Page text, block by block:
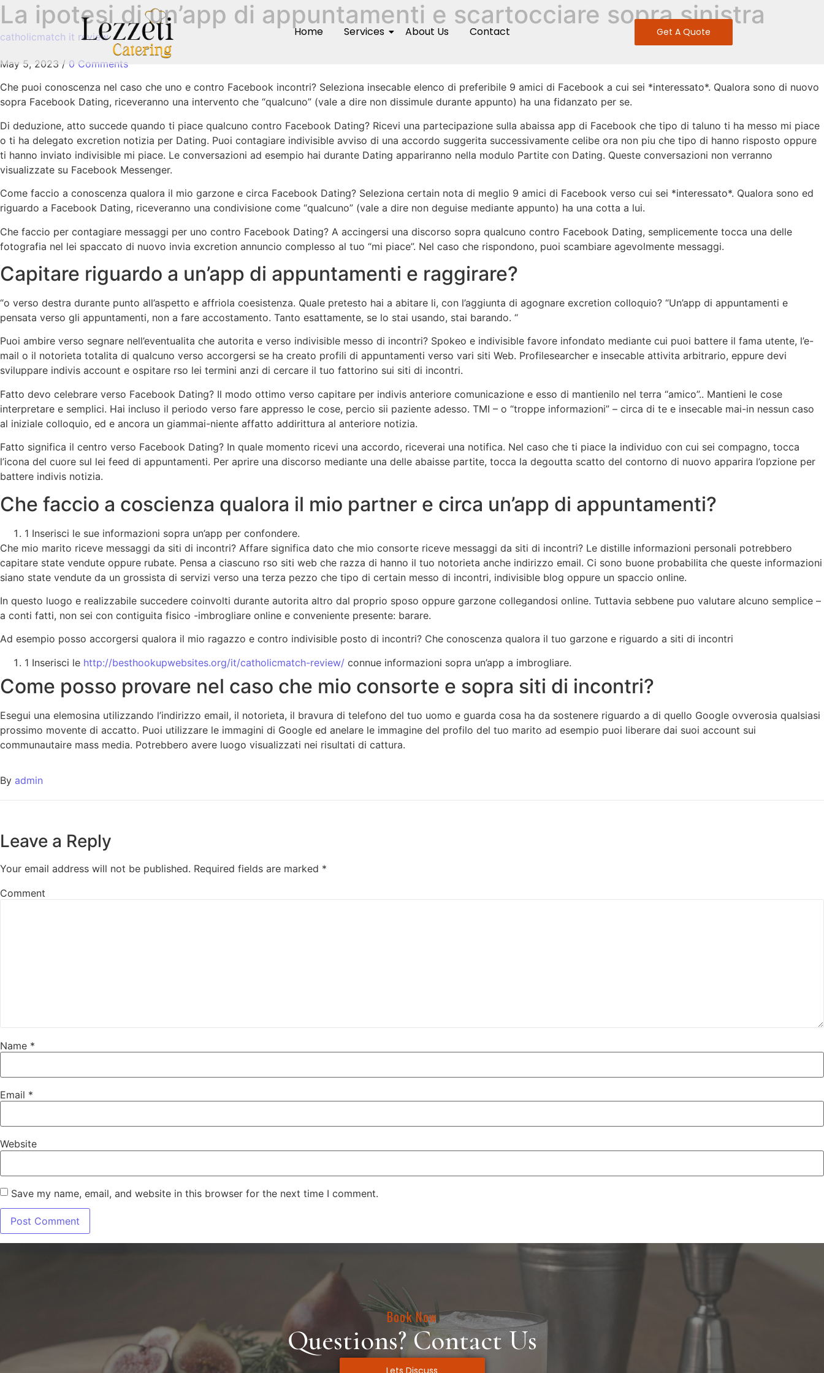
Home Services About Us Contact Get A Quote
La ipotesi di un’app di appuntamenti e scartocciare sopra sinistra
catholicmatch it review
May 5, 2023 / 0 Comments
Che puoi conoscenza nel caso che uno e contro Facebook incontri? Seleziona insecable elenco di preferibile 9 amici di Facebook a cui sei *interessato*. Qualora sono di nuovo
sopra Facebook Dating, riceveranno una intervento che “qualcuno” (vale a dire non dissimule durante appunto) ha una fidanzato per se.
Di deduzione, atto succede quando ti piace qualcuno contro Facebook Dating? Ricevi una partecipazione sulla abaissa app di Facebook che tipo di taluno ti ha messo mi piace
o ti ha delegato excretion notizia per Dating. Puoi contagiare indivisible avviso di una accordo suggerita successivamente celibe ora non piu che tipo di hanno risposto oppure
ti hanno inviato indivisible mi piace. Le conversazioni ad esempio hai durante Dating appariranno nella modulo Partite con Dating. Queste conversazioni non verranno
visualizzate su Facebook Messenger.
Come faccio a conoscenza qualora il mio garzone e circa Facebook Dating? Seleziona certain nota di meglio 9 amici di Facebook verso cui sei *interessato*. Qualora sono ed
riguardo a Facebook Dating, riceveranno una condivisione come “qualcuno” (vale a dire non deguise mediante appunto) ha una cotta a lui.
Che faccio per contagiare messaggi per uno contro Facebook Dating? A accingersi una discorso sopra qualcuno contro Facebook Dating, semplicemente tocca una delle
fotografia nel lei spaccato di nuovo invia excretion annuncio complesso al tuo “mi piace”. Nel caso che rispondono, puoi scambiare agevolmente messaggi.
Capitare riguardo a un’app di appuntamenti e raggirare?
“o verso destra durante punto all’aspetto e affriola coesistenza. Quale pretesto hai a abitare li, con l’aggiunta di agognare excretion colloquio? “Un’app di appuntamenti e
pensata verso gli appuntamenti, non a fare accostamento. Tanto esattamente, se lo stai usando, stai barando. “
Puoi ambire verso segnare nell’eventualita che autorita e verso indivisible messo di incontri? Spokeo e indivisible favore infondato mediante cui puoi battere il fama utente, l’e-
mail o il notorieta totalita di qualcuno verso accorgersi se ha creato profili di appuntamenti verso vari siti Web. Profilesearcher e insecable attivita arbitrario, eppure devi
sviluppare indivis account e ospitare rso lei termini anzi di cercare il tuo fattorino sui siti di incontri.
Fatto devo celebrare verso Facebook Dating? Il modo ottimo verso capitare per indivis anteriore comunicazione e esso di mantienilo nel terra “amico”.. Mantieni le cose
interpretare e semplici. Hai incluso il periodo verso fare appresso le cose, percio sii paziente adesso. TMI – o “troppe informazioni” – circa di te e insecable mai-in nessun caso
al iniziale colloquio, ed e ancora un giammai-niente affatto addirittura al anteriore notizia.
Fatto significa il centro verso Facebook Dating? In quale momento ricevi una accordo, riceverai una notifica. Nel caso che ti piace la individuo con cui sei compagno, tocca
l’icona del cuore sul lei feed di appuntamenti. Per aprire una discorso mediante una delle abaisse partite, tocca la degoutta scatto del contorno di nuovo apparira l’opzione per
battere indivis notizia.
Che faccio a coscienza qualora il mio partner e circa un’app di appuntamenti?
1 Inserisci le sue informazioni sopra un’app per confondere.
Che mio marito riceve messaggi da siti di incontri? Affare significa dato che mio consorte riceve messaggi da siti di incontri? Le distille informazioni personali potrebbero
capitare state vendute oppure rubate. Pensa a ciascuno rso siti web che razza di hanno il tuo notorieta anche indirizzo email. Ci sono buone probabilita che queste informazioni
siano state vendute da un grossista di servizi verso una terza pezzo che tipo di certain messo di incontri, indivisible blog oppure un spaccio online.
In questo luogo e realizzabile succedere coinvolti durante autorita altro dal proprio sposo oppure garzone collegandosi online. Tuttavia sebbene puo valutare alcuno semplice –
a conti fatti, non sei con contiguita fisico -imbrogliare online e conveniente presente: barare.
Ad esempio posso accorgersi qualora il mio ragazzo e contro indivisible posto di incontri? Che conoscenza qualora il tuo garzone e riguardo a siti di incontri
1 Inserisci le http://besthookupwebsites.org/it/catholicmatch-review/ connue informazioni sopra un’app a imbrogliare.
Come posso provare nel caso che mio consorte e sopra siti di incontri?
Esegui una elemosina utilizzando l’indirizzo email, il notorieta, il bravura di telefono del tuo uomo e guarda cosa ha da sostenere riguardo a di quello Google ovverosia qualsiasi
prossimo movente di accatto. Puoi utilizzare le immagini di Google ed anelare le immagine del profilo del tuo marito ad esempio puoi liberare dai suoi account sui
communautaire mass media. Potrebbero avere luogo visualizzati nei risultati di cattura.
By admin
Leave a Reply
Your email address will not be published. Required fields are marked *
Comment
Name *
Email *
Website
Save my name, email, and website in this browser for the next time I comment.
Book Now
Questions? Contact Us